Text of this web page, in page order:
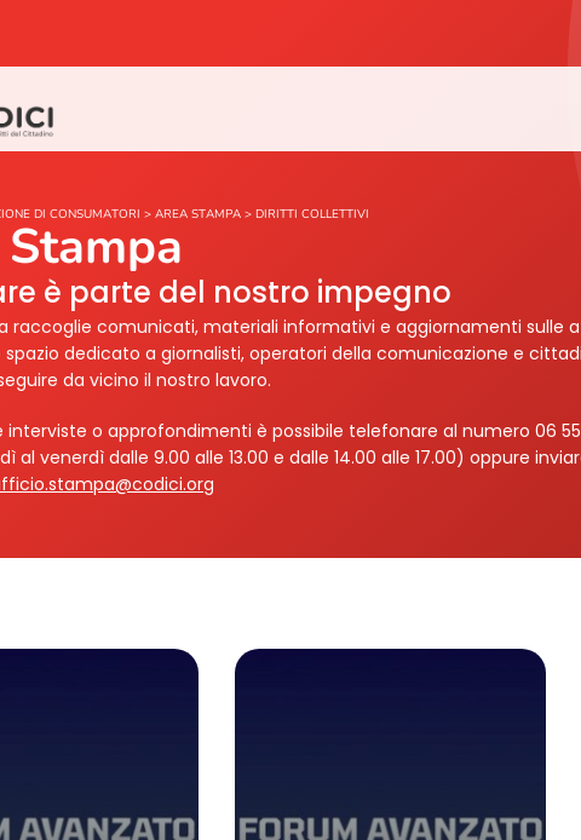
DI CONSUMATORI > AREA STAMPA > DIRITTI COLLETTIVI
è parte del nostro impegno
raccoglie comunicati, materiali informativi e aggiornamenti sulle
spazio dedicato a giornalisti, operatori della comunicazione e
da vicino il nostro lavoro.
interviste o approfondimenti è possibile telefonare al numero 06 55
al venerdì dalle 9.00 alle 13.00 e dalle 14.00 alle 17.00) oppure